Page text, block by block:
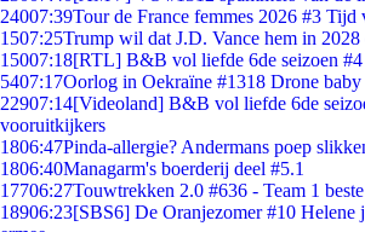
24007:39Tour de France femmes 2026 #3 Tijd
1507:25Trump wil dat J.D. Vance hem in
15007:18[RTL] B&B vol liefde 6de seizoen #4
5407:17Oorlog in Oekraïne #1318 Drone baby
22907:14[Videoland] B&B vol liefde 6de
vooruitkijkers
1806:47Pinda-allergie? Andermans poep
1806:40Managarm's boerderij deel #5.1
17706:27Touwtrekken 2.0 #636 - Team 1
18906:23[SBS6] De Oranjezomer #10 Helene